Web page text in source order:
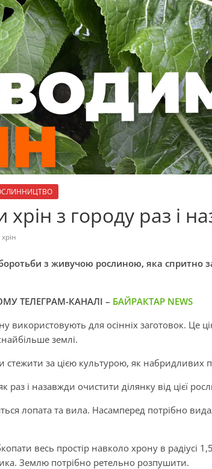
хрін з городу раз і
хрін
з живучою рослиною, яка спритно
ТЕЛЕГРАМ-КАНАЛІ – БАЙРАКТАР NEWS
використовують для осінніх заготовок. Це
землі.
стежити за цією культурою, як набридливих
раз і назавжди очистити ділянку від цієї
лопата та вила. Насамперед потрібно
весь простір навколо хрону в радіусі
Землю потрібно ретельно розпушити.